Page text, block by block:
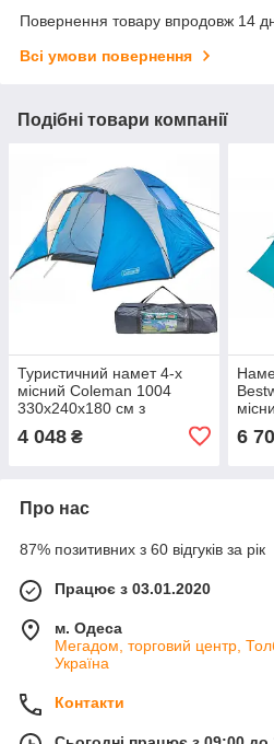
Повернення товару впродовж 14
Всі умови повернення
Подібні товари компанії
Туристичний намет 4-х
місний Coleman 1004
330х240х180 см з
4 048 ₴ 6
Про нас
87% позитивних з 60 відгуків за рік
Працює з 03.01.2020
м. Одеса
Мегадом, торговий центр,
Україна
Контакти